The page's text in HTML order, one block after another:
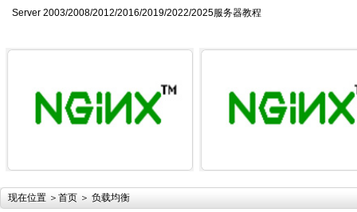
Server 2003/2008/2012/2016/2019/2022/2025服务器教程
现在位置 ＞ 首页 ＞ 负载均衡